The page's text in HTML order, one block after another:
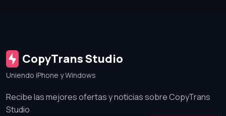
CopyTrans Studio
Uniendo iPhone y Windows
Recibe las mejores ofertas y noticias sobre CopyTrans
Studio